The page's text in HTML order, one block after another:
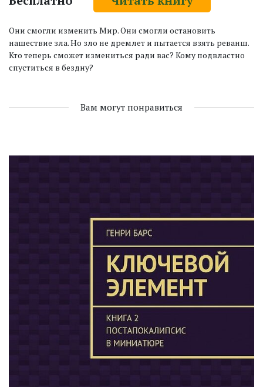
Они смогли изменить Мир. Они смогли остановить
нашествие зла. Но зло не дремлет и пытается взять реванш.
Кто теперь сможет измениться ради вас? Кому подвластно
спуститься в бездну?
Вам могут понравиться